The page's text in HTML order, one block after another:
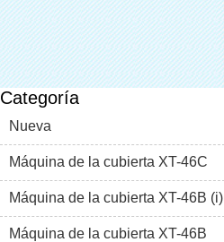
Categoría
Nueva
Máquina de la cubierta XT-46C
Máquina de la cubierta XT-46B (i)
Máquina de la cubierta XT-46B